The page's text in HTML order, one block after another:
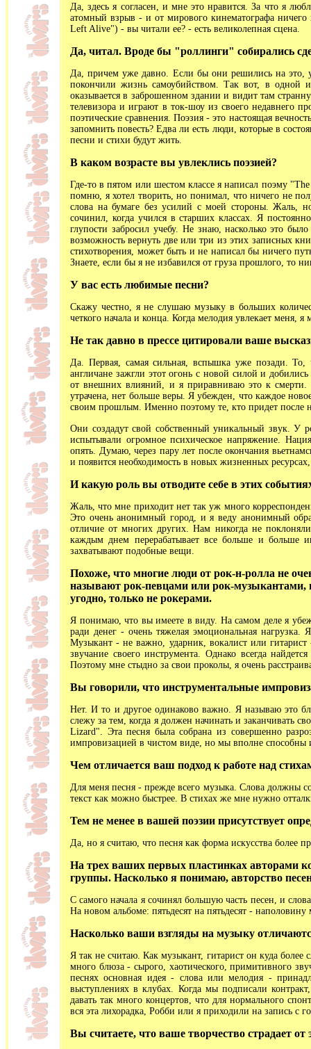
Да, здесь я согласен, и мне это нравится. За что я
атомный взрыв - и от мирового кинематографа
Left Alive") - вы читали ее? - есть великолепная сцена.
Да, читал. Вроде бы "роллинги" собирались
Да, причем уже давно. Если бы они решились на это,
покончили жизнь самоубийством. Так вот, в одной
оказывается в заброшенном здании и видит там
телевизора и играют в ток-шоу из своего недавнего
поэтические сравнения. Поэзия - это настоящая
запомнить повесть? Едва ли есть люди, которые в
песни и стихи будут жить.
В каком возрасте вы увлеклись поэзией?
Где-то в пятом или шестом классе я написал поэму
помню, я хотел творить, но понимал, что ничего не
слова на бумаге без усилий с моей стороны. Жаль,
сочинил, когда учился в старших классах. Я
глупости забросил учебу. Не знаю, насколько это
возможность вернуть две или три из этих записных
стихотворения, может быть и не написал бы ничего
Знаете, если бы я не избавился от груза прошлого, то
У вас есть любимые песни?
Скажу честно, я не слушаю музыку в больших
четкого начала и конца. Когда мелодия увлекает меня, я
Не так давно в прессе цитировали ваше
Да. Первая, самая сильная, вспышка уже позади. То,
англичане зажгли этот огонь с новой силой и
от внешних влияний, и я приравниваю это к смерти.
утрачена, нет больше веры. Я убежден, что каждое
своим прошлым. Именно поэтому те, кто придет после
Они создадут свой собственный уникальный звук. У
испытывали огромное психическое напряжение.
опять. Думаю, через пару лет после окончания
и появится необходимость в новых жизненных
И какую роль вы отводите себе в этих
Жаль, что мне приходит нет так уж много
Это очень анонимный город, и я веду анонимный
отличие от многих других. Нам никогда не
каждым днем перерабатывает все больше и больше
захватывают подобные вещи.
Похоже, что многие люди от рок-н-ролла не
называют рок-певцами или рок-музыкантами,
угодно, только не рокерами.
Я понимаю, что вы имеете в виду. На самом деле я
ради денег - очень тяжелая эмоциональная
Музыкант - не важно, ударник, вокалист или гитарист
звучание своего инструмента. Однако всегда
Поэтому мне стыдно за свои проколы, я очень
Вы говорили, что инструментальные
Нет. И то и другое одинаково важно. Я называю это
слежу за тем, когда я должен начинать и заканчивать
Lizard". Эта песня была собрана из совершенно
импровизацией в чистом виде, но мы вполне способны
Чем отличается ваш подход к работе над
Для меня песня - прежде всего музыка. Слова должны
текст как можно быстрее. В стихах же мне нужно
Тем не менее в вашей поэзии присутствует
Да, но я считаю, что песня как форма искусства более
На трех ваших первых пластинках авторами
группы. Насколько я понимаю, авторство
С самого начала я сочинял большую часть песен, и
На новом альбоме: пятьдесят на пятьдесят -
Насколько ваши взгляды на музыку
Я так не считаю. Как музыкант, гитарист он куда
много блюза - сырого, хаотического, примитивного
песнях основная идея - слова или мелодия -
выступлениях в клубах. Когда мы подписали
давать так много концертов, что для нормального
вся эта лихорадка, Робби или я приходили на запись с
Вы считаете, что ваше творчество страдает от